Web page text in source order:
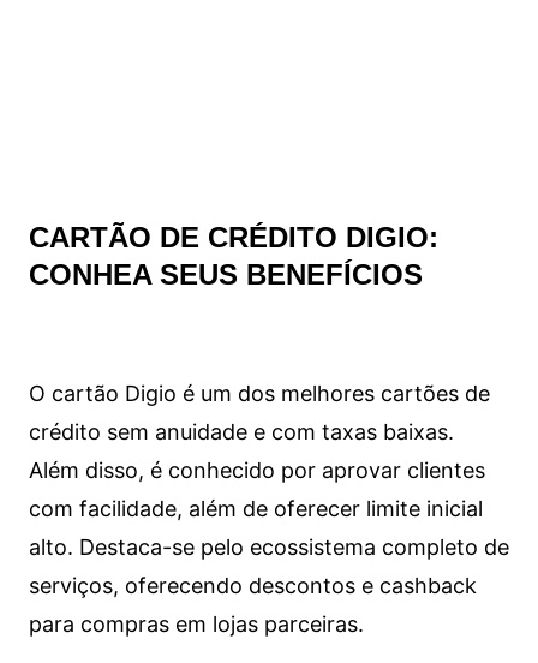
CARTÃO DE CRÉDITO DIGIO:
CONHEA SEUS BENEFÍCIOS
O cartão Digio é um dos melhores cartões de
crédito sem anuidade e com taxas baixas.
Além disso, é conhecido por aprovar clientes
com facilidade, além de oferecer limite inicial
alto. Destaca-se pelo ecossistema completo de
serviços, oferecendo descontos e cashback
para compras em lojas parceiras.